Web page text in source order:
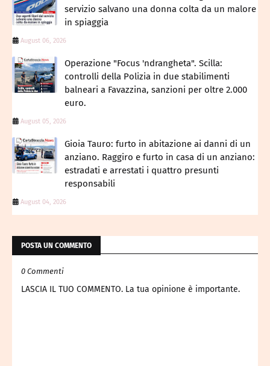
servizio salvano una donna colta da un malore
in spiaggia
August 06, 2026
Operazione "Focus 'ndrangheta". Scilla:
controlli della Polizia in due stabilimenti
balneari a Favazzina, sanzioni per oltre 2.000
euro.
August 05, 2026
Gioia Tauro: furto in abitazione ai danni di un
anziano. Raggiro e furto in casa di un anziano:
estradati e arrestati i quattro presunti
responsabili
August 04, 2026
POSTA UN COMMENTO
0 Commenti
LASCIA IL TUO COMMENTO. La tua opinione è importante.